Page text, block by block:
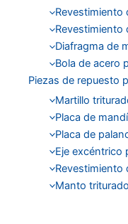
Revestimiento
Revestimiento
Diafragma de
Bola de acero
Piezas de repuesto
Martillo
Placa de
Placa de
Eje excéntrico
Revestimiento
Manto